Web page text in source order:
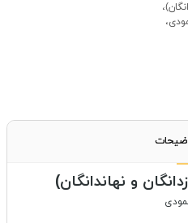
و نهاندانگان)